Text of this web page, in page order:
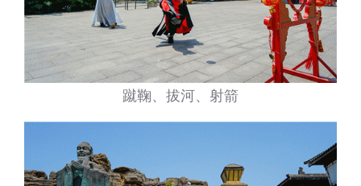
蹴鞠、拔河、射箭